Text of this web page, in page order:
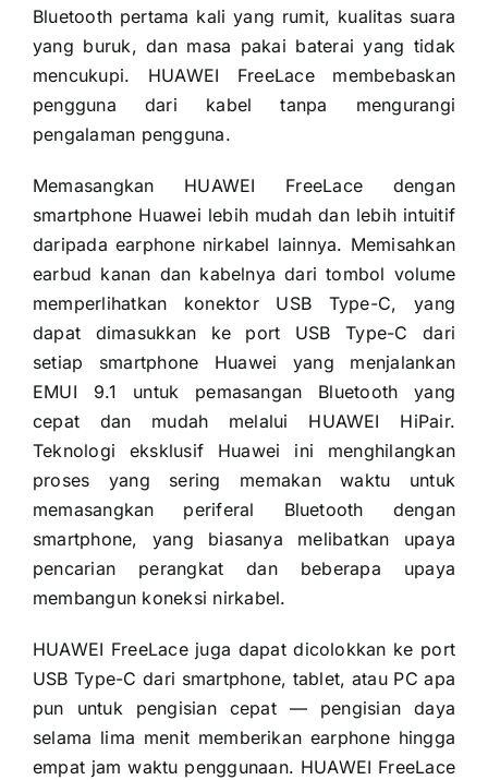
Bluetooth pertama kali yang rumit, kualitas suara
yang buruk, dan masa pakai baterai yang tidak
mencukupi. HUAWEI FreeLace membebaskan
pengguna dari kabel tanpa mengurangi
pengalaman pengguna.
Memasangkan HUAWEI FreeLace dengan
smartphone Huawei lebih mudah dan lebih intuitif
daripada earphone nirkabel lainnya. Memisahkan
earbud kanan dan kabelnya dari tombol volume
memperlihatkan konektor USB Type-C, yang
dapat dimasukkan ke port USB Type-C dari
setiap smartphone Huawei yang menjalankan
EMUI 9.1 untuk pemasangan Bluetooth yang
cepat dan mudah melalui HUAWEI HiPair.
Teknologi eksklusif Huawei ini menghilangkan
proses yang sering memakan waktu untuk
memasangkan periferal Bluetooth dengan
smartphone, yang biasanya melibatkan upaya
pencarian perangkat dan beberapa upaya
membangun koneksi nirkabel.
HUAWEI FreeLace juga dapat dicolokkan ke port
USB Type-C dari smartphone, tablet, atau PC apa
pun untuk pengisian cepat — pengisian daya
selama lima menit memberikan earphone hingga
empat jam waktu penggunaan. HUAWEI FreeLace